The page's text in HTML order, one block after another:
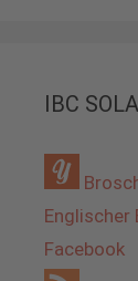
IBC
Englischer
Facebook